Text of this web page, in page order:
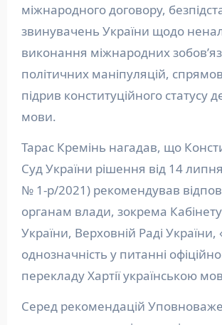
міжнародного договору,
звинувачень України щодо
виконання міжнародних
політичних маніпуляцій,
підрив конституційного статусу
мови.
Тарас Кремінь нагадав, що
Суд України рішення від 14
№ 1-р/2021) рекомендував
органам влади, зокрема Кабінету
України, Верховній Раді України,
однозначність у питанні
перекладу Хартії українською
Серед рекомендацій